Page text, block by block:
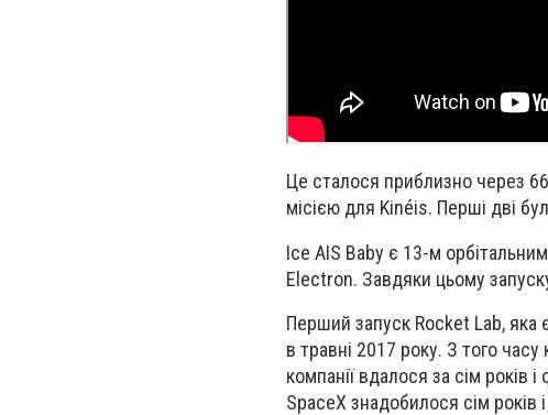
Це сталося приблизно через
місією для Kinéis. Перші дві
Ice AIS Baby є 13-м
Electron. Завдяки цьому
Перший запуск Rocket Lab,
в травні 2017 року. З того
компанії вдалося за сім років
SpaceX знадобилося сім років